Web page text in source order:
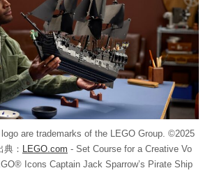
are trademarks of the LEGO Group. ©2025
： LEGO.com - Set Course for a Creative Vo
Icons Captain Jack Sparrow’s Pirate Ship